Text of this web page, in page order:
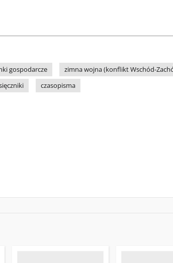
gospodarcze zimna wojna (konflikt Wschód-
czasopisma